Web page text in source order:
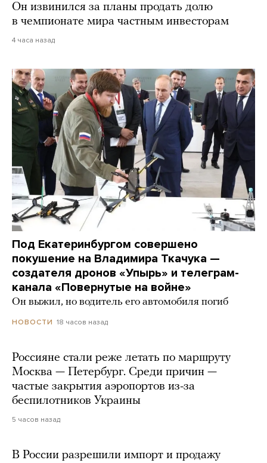
Он извинился за планы продать долю
в чемпионате мира частным инвесторам
4 часа назад
Под Екатеринбургом совершено
покушение на Владимира Ткачука —
создателя дронов «Упырь» и телеграм-
канала «Повернутые на войне»
Он выжил, но водитель его автомобиля погиб
НОВОСТИ 18 часов назад
Россияне стали реже летать по маршруту
Москва — Петербург. Среди причин —
частые закрытия аэропортов из-за
беспилотников Украины
5 часов назад
В России разрешили импорт и продажу